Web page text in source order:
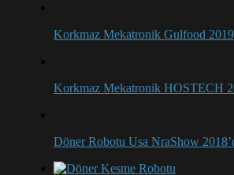
Korkmaz Mekatronik Gulfood 2019
Korkmaz Mekatronik HOSTECH
Döner Robotu Usa NraShow